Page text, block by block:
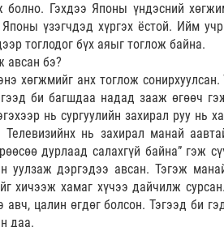
Гэхдээ Японы үндэсний
үзэгчдэд хүргэх ёстой. Ийм
тоглодог бүх аяыг тоглож байна.
авсан бэ?
хөгжмийг анх тоглож сонирхуулсан.
би багшдаа надад зааж өгөөч
нь сургуулийн захирал руу нь
Телевизийнх нь захирал манай
дурлаад салахгүй байна” гэж
уулзаж дэргэдээ авсан. Тэгэж
хичээж хамаг хүчээ дайчилж
цалин өгдөг болсон. Тэгээд би
даа.